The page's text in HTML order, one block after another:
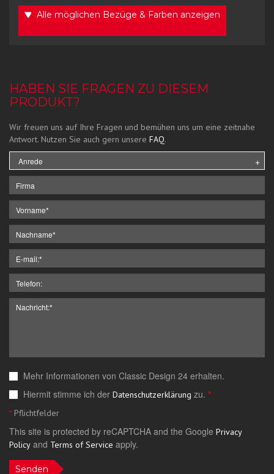
Alle möglichen Bezüge & Farben anzeigen
HABEN SIE FRAGEN ZU DIESEM
PRODUKT?
Wir freuen uns auf Ihre Fragen und bemühen uns um eine zeitnahe
Antwort. Nutzen Sie auch gern unsere FAQ.
Mehr Informationen von Classic Design 24 erhalten.
Hiermit stimme ich der Datenschutzerklärung zu. *
*Pflichtfelder
This site is protected by reCAPTCHA and the Google Privacy
Policy and Terms of Service apply.
Senden